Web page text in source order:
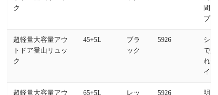
ク
間
プ
超軽量大容量アウ
トドア登山リュッ
ク
45+5L
ブラ
ック
5926
シ
で
れ
イン
超軽量大容量アウ
65+5L
レッ
5926
明